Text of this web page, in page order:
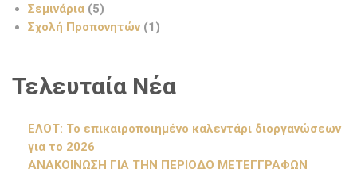
Σεμινάρια (5)
Σχολή Προπονητών (1)
Τελευταία Νέα
ΕΛΟΤ: Το επικαιροποιημένο καλεντάρι διοργανώσεων
για το 2026
ΑΝΑΚΟΙΝΩΣΗ ΓΙΑ ΤΗΝ ΠΕΡΙΟΔΟ ΜΕΤΕΓΓΡΑΦΩΝ